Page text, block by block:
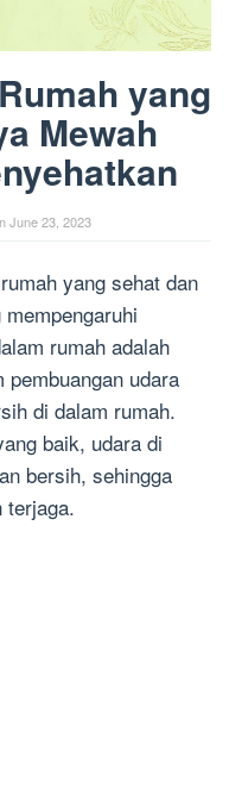
yang
Mewah
June 23, 2023
yang sehat dan
rumah adalah
udara
di dalam rumah.
baik, udara di
bersih, sehingga
terjaga.